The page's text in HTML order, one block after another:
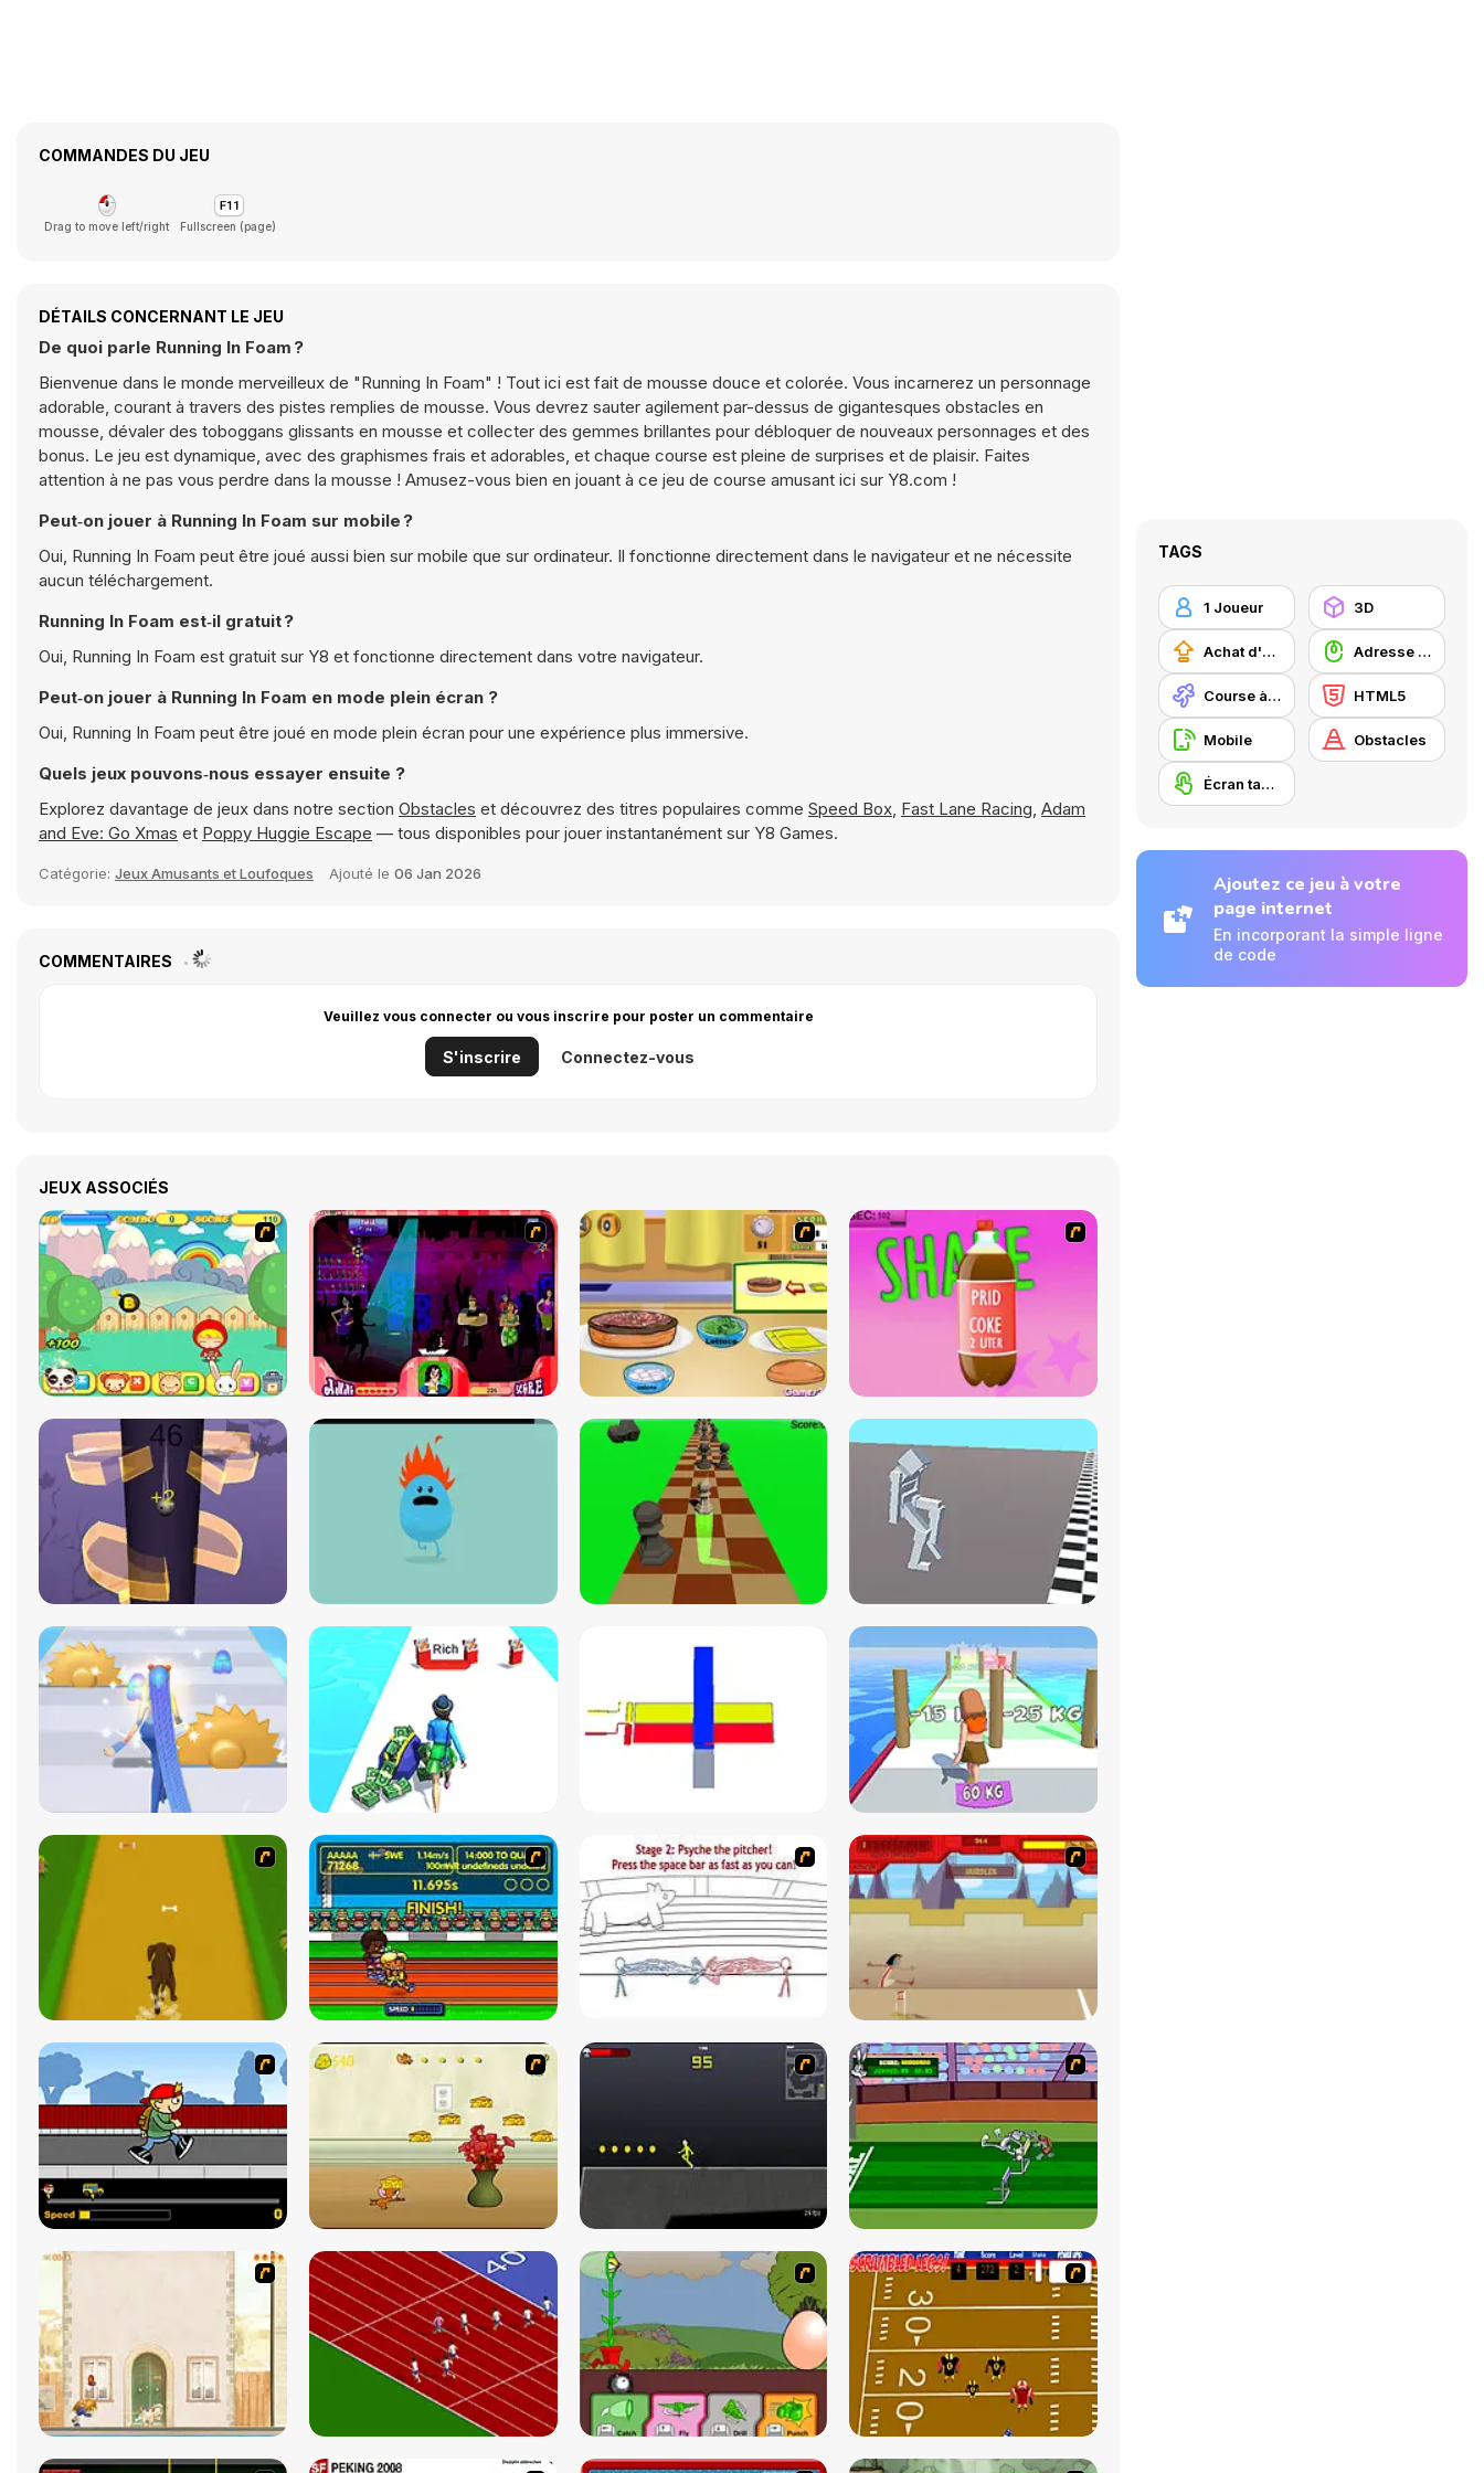
COMMANDES DU JEU
Drag to move left/right Fullscreen (page)
DÉTAILS CONCERNANT LE JEU
De quoi parle Running In Foam ?
Bienvenue dans le monde merveilleux de "Running In Foam" ! Tout ici est fait de mousse douce et colorée. Vous incarnerez un personnage
adorable, courant à travers des pistes remplies de mousse. Vous devrez sauter agilement par-dessus de gigantesques obstacles en
mousse, dévaler des toboggans glissants en mousse et collecter des gemmes brillantes pour débloquer de nouveaux personnages et des
bonus. Le jeu est dynamique, avec des graphismes frais et adorables, et chaque course est pleine de surprises et de plaisir. Faites
attention à ne pas vous perdre dans la mousse ! Amusez-vous bien en jouant à ce jeu de course amusant ici sur Y8.com !
Peut‑on jouer à Running In Foam sur mobile ?
Oui, Running In Foam peut être joué aussi bien sur mobile que sur ordinateur. Il fonctionne directement dans le navigateur et ne nécessite
aucun téléchargement.
Running In Foam est‑il gratuit ?
Oui, Running In Foam est gratuit sur Y8 et fonctionne directement dans votre navigateur.
Peut‑on jouer à Running In Foam en mode plein écran ?
Oui, Running In Foam peut être joué en mode plein écran pour une expérience plus immersive.
Quels jeux pouvons‑nous essayer ensuite ?
Explorez davantage de jeux dans notre section Obstacles et découvrez des titres populaires comme Speed Box, Fast Lane Racing, Adam
and Eve: Go Xmas et Poppy Huggie Escape — tous disponibles pour jouer instantanément sur Y8 Games.
Catégorie: Jeux Amusants et Loufoques Ajouté le 06 Jan 2026
COMMENTAIRES
Veuillez vous connecter ou vous inscrire pour poster un commentaire
S'inscrire Connectez-vous
JEUX ASSOCIÉS
TAGS
1 Joueur 3D
Achat d'améliorations Adresse avec la souris
Course à pied HTML5
Mobile Obstacles
Écran tactile
Ajoutez ce jeu à votre
page internet
En incorporant la simple ligne
de code